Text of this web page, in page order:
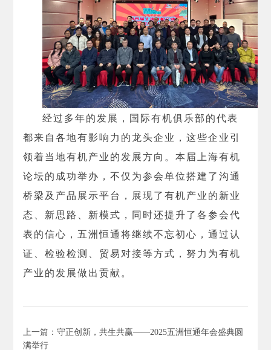
经过多年的发展，国际有机俱乐部的代表
都来自各地有影响力的龙头企业，这些企业引
领着当地有机产业的发展方向。本届上海有机
论坛的成功举办，不仅为参会单位搭建了沟通
桥梁及产品展示平台，展现了有机产业的新业
态、新思路、新模式，同时还提升了各参会代
表的信心，五洲恒通将继续不忘初心，通过认
证、检验检测、贸易对接等方式，努力为有机
产业的发展做出贡献。
上一篇：守正创新，共生共赢——2025五洲恒通年会盛典圆
满举行